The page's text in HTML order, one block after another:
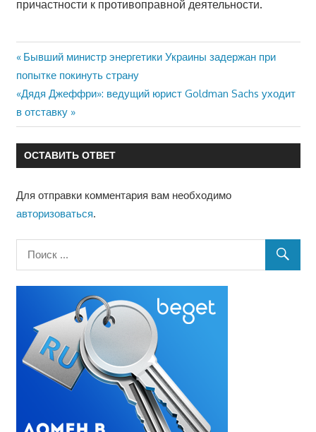
причастности к противоправной деятельности.
Навигация
по
записям
Предыдущая
запись:
Бывший министр энергетики Украины задержан при
попытке покинуть страну
Следующая
запись:
«Дядя Джеффри»: ведущий юрист Goldman Sachs уходит
в отставку
ОСТАВИТЬ ОТВЕТ
Для отправки комментария вам необходимо
авторизоваться.